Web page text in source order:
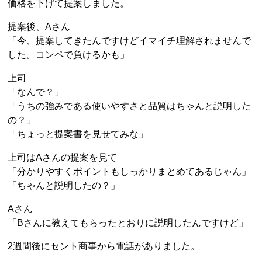
価格を下げて提案しました。
提案後、Aさん
「今、提案してきたんですけどイマイチ理解されませんで
した。コンペで負けるかも」
上司
「なんで？」
「うちの強みである使いやすさと品質はちゃんと説明した
の？」
「ちょっと提案書を見せてみな」
上司はAさんの提案を見て
「分かりやすくポイントもしっかりまとめてあるじゃん」
「ちゃんと説明したの？」
Aさん
「Bさんに教えてもらったとおりに説明したんですけど」
2週間後にセント商事から電話がありました。